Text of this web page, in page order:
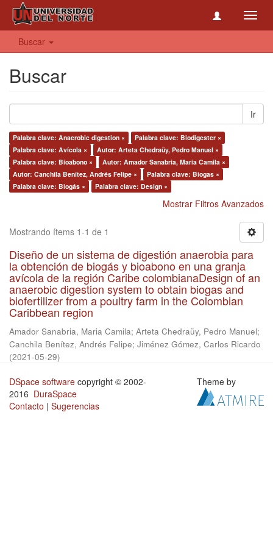
Buscar
Buscar
Ir
Palabra clave: Anaerobic digestion ×
Palabra clave: Biodigester ×
Palabra clave: Avícola ×
Autor: Arteta Chedraüy, Pedro Manuel ×
Palabra clave: Bioabono ×
Autor: Amador Sanabria, Maria Camila ×
Autor: Canchila Benítez, Andrés Felipe ×
Palabra clave: Biogas ×
Palabra clave: Biogás ×
Palabra clave: Design ×
Mostrar Filtros Avanzados
Mostrando ítems 1-1 de 1
Diseño de un sistema de digestión anaerobia para
la obtención de biogás y bioabono en una granja
avícola de la región Caribe colombianaDesign of an
anaerobic digestion system to obtain biogas and
biofertilizer from a poultry farm in the Colombian
Caribbean region
Amador Sanabria, Maria Camila; Arteta Chedraüy, Pedro Manuel;
Canchila Benítez, Andrés Felipe; Jiménez Gómez, Carlos Ricardo
(2021-05-29)
DSpace software copyright © 2002-
2016 DuraSpace
Contacto | Sugerencias
Theme by